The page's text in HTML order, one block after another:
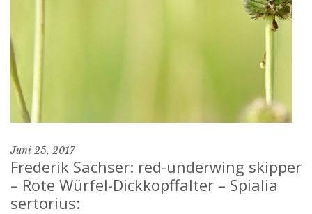
Juni 25, 2017
Frederik Sachser: red-underwing skipper
– Rote Würfel-Dickkopffalter – Spialia
sertorius: